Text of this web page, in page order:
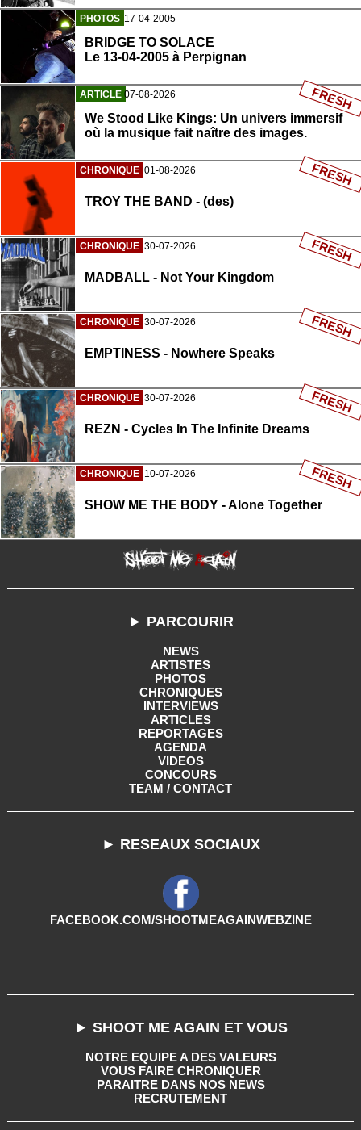
PHOTOS 17-04-2005
BRIDGE TO SOLACE
Le 13-04-2005 à Perpignan
ARTICLE 07-08-2026
We Stood Like Kings: Un univers immersif
où la musique fait naître des images.
FRESH
CHRONIQUE 01-08-2026
TROY THE BAND - (des)
FRESH
CHRONIQUE 30-07-2026
MADBALL - Not Your Kingdom
FRESH
CHRONIQUE 30-07-2026
EMPTINESS - Nowhere Speaks
FRESH
CHRONIQUE 30-07-2026
REZN - Cycles In The Infinite Dreams
FRESH
CHRONIQUE 10-07-2026
SHOW ME THE BODY - Alone Together
FRESH
► PARCOURIR
NEWS
ARTISTES
PHOTOS
CHRONIQUES
INTERVIEWS
ARTICLES
REPORTAGES
AGENDA
VIDEOS
CONCOURS
TEAM / CONTACT
► RESEAUX SOCIAUX
FACEBOOK.COM/SHOOTMEAGAINWEBZINE
► SHOOT ME AGAIN ET VOUS
NOTRE EQUIPE A DES VALEURS
VOUS FAIRE CHRONIQUER
PARAITRE DANS NOS NEWS
RECRUTEMENT